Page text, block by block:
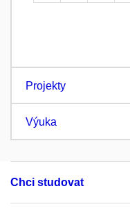
Projekty
Výuka
Chci studovat